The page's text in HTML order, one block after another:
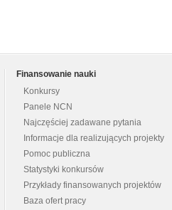
Finansowanie nauki
Konkursy
Panele NCN
Najczęściej zadawane pytania
Informacje dla realizujących projekty
Pomoc publiczna
Statystyki konkursów
Przykłady finansowanych projektów
Baza ofert pracy